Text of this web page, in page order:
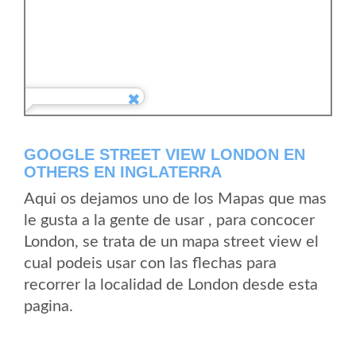
GOOGLE STREET VIEW LONDON EN
OTHERS EN INGLATERRA
Aqui os dejamos uno de los Mapas que mas
le gusta a la gente de usar , para concocer
London, se trata de un mapa street view el
cual podeis usar con las flechas para
recorrer la localidad de London desde esta
pagina.